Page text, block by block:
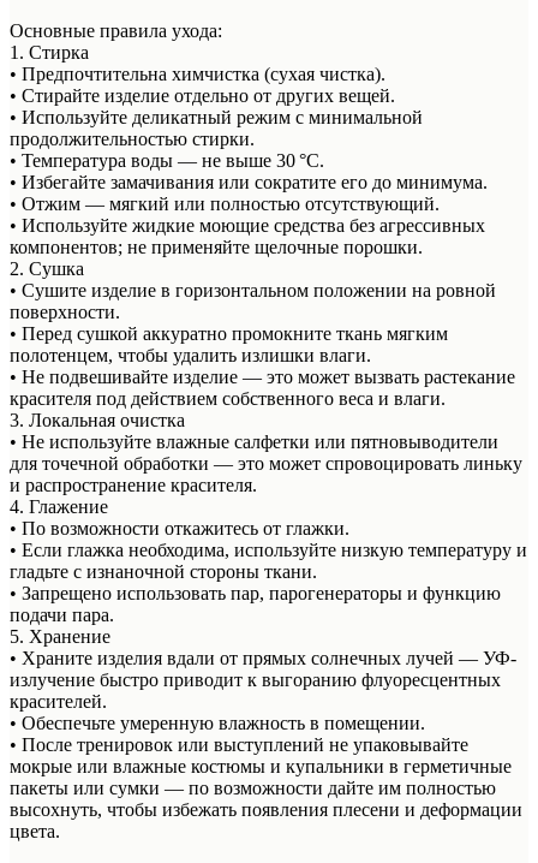
Основные правила ухода:
1. Стирка
• Предпочтительна химчистка (сухая чистка).
• Стирайте изделие отдельно от других вещей.
• Используйте деликатный режим с минимальной
продолжительностью стирки.
• Температура воды — не выше 30 °C.
• Избегайте замачивания или сократите его до минимума.
• Отжим — мягкий или полностью отсутствующий.
• Используйте жидкие моющие средства без агрессивных
компонентов; не применяйте щелочные порошки.
2. Сушка
• Сушите изделие в горизонтальном положении на ровной
поверхности.
• Перед сушкой аккуратно промокните ткань мягким
полотенцем, чтобы удалить излишки влаги.
• Не подвешивайте изделие — это может вызвать растекание
красителя под действием собственного веса и влаги.
3. Локальная очистка
• Не используйте влажные салфетки или пятновыводители
для точечной обработки — это может спровоцировать линьку
и распространение красителя.
4. Глажение
• По возможности откажитесь от глажки.
• Если глажка необходима, используйте низкую температуру и
гладьте с изнаночной стороны ткани.
• Запрещено использовать пар, парогенераторы и функцию
подачи пара.
5. Хранение
• Храните изделия вдали от прямых солнечных лучей — УФ-
излучение быстро приводит к выгоранию флуоресцентных
красителей.
• Обеспечьте умеренную влажность в помещении.
• После тренировок или выступлений не упаковывайте
мокрые или влажные костюмы и купальники в герметичные
пакеты или сумки — по возможности дайте им полностью
высохнуть, чтобы избежать появления плесени и деформации
цвета.